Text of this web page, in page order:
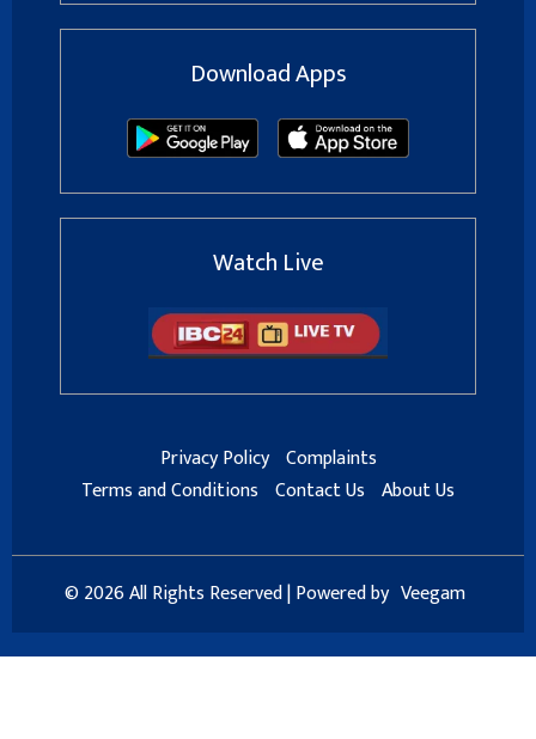
Download Apps
Watch Live
Privacy Policy Complaints
Terms and Conditions Contact Us About Us
© 2026 All Rights Reserved | Powered by Veegam